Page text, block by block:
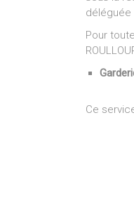
déléguée
Pour
Ce